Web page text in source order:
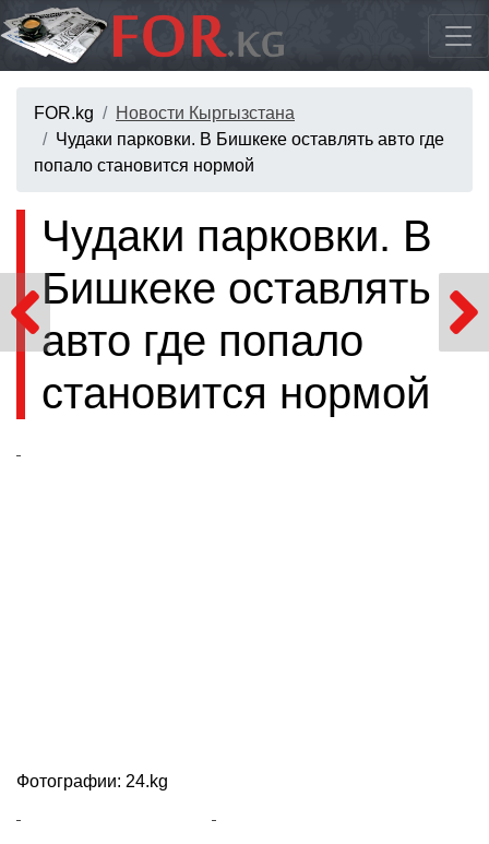
FOR.kg
Новости Кыргызстана
Чудаки парковки. В Бишкеке оставлять авто где
попало становится нормой
Чудаки парковки. В
Бишкеке оставлять
авто где попало
становится нормой
Фотографии: 24.kg